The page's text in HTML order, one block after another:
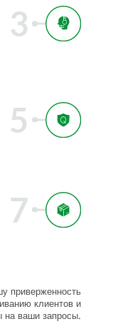
3
5
7
приверженность
клиентов и
на ваши запросы.